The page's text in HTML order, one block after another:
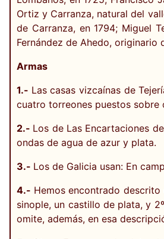
Ortiz y Carranza, natural del
de Carranza, en 1794; Miguel
Fernández de Ahedo, originario
Armas
1.- Las casas vizcaínas de
cuatro torreones puestos sobre
2.- Los de Las Encartaciones
ondas de agua de azur y plata.
3.- Los de Galicia usan: En
4.- Hemos encontrado
sinople, un castillo de plata, y
omite, además, en esa